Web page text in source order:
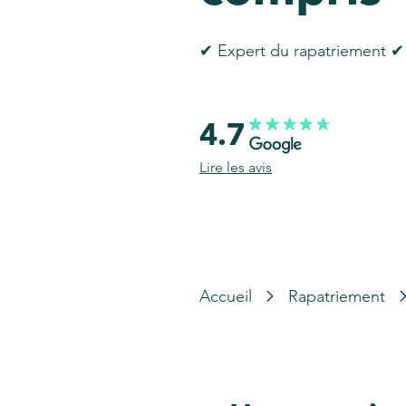
✔ Expert du rapatriement
4.7
Lire les avis
Accueil Rapatriement